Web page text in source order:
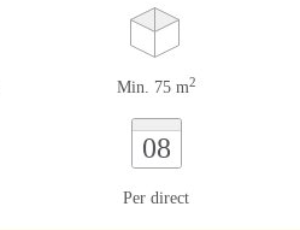
Min. 75 m2
08
Per direct